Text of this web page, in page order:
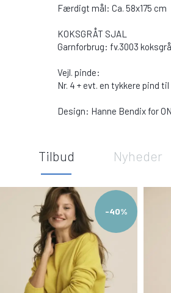
Færdigt mål: Ca. 58x175 cm
KOKSGRÅT SJAL
Garnforbrug: fv.3003
Vejl. pinde:
Nr. 4 + evt. en tykkere pind
Design: Hanne Bendix for
Tilbud Nyheder
-40%